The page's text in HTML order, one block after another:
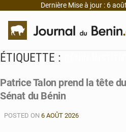
Dernière Mise à jour : 6
ÉTIQUETTE :
Patrice Talon prend la tête
Sénat du Bénin
POSTED ON 6 AOÛT 2026